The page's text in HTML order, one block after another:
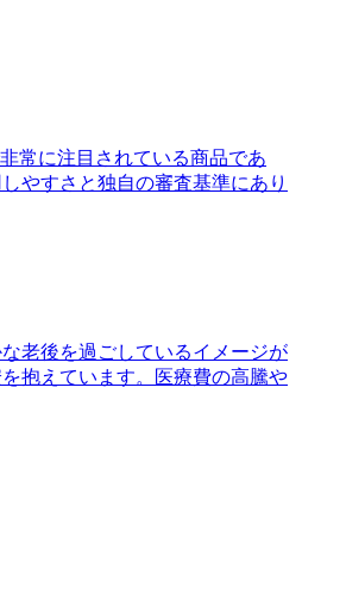
常に注目されている商品であ
やすさと独自の審査基準にあり
老後を過ごしているイメージが
抱えています。医療費の高騰や